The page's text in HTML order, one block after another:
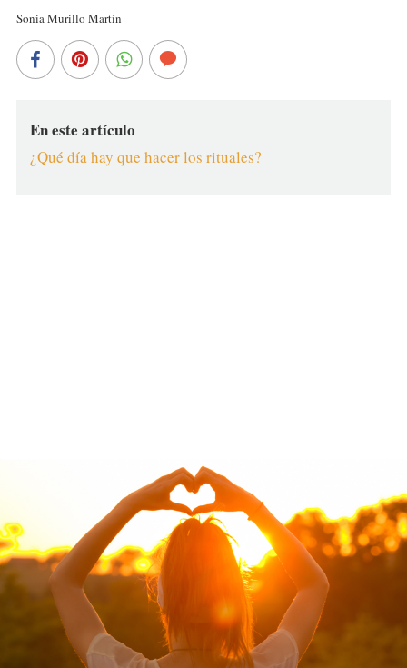
Sonia Murillo Martín
En este artículo
¿Qué día hay que hacer los rituales?